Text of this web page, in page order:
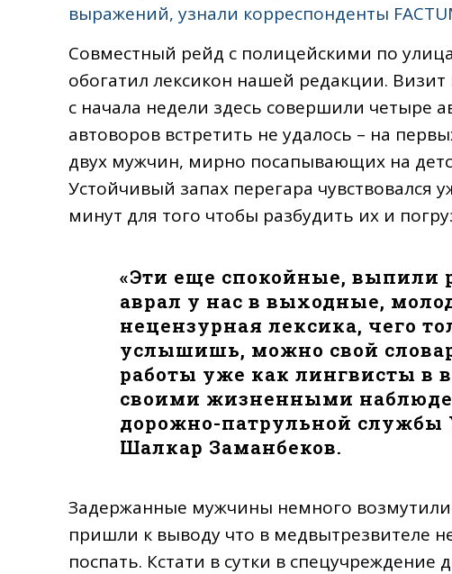
выражений, узнали корреспонденты
Совместный рейд с полицейскими по
обогатил лексикон нашей редакции.
с начала недели здесь совершили четыре
автоворов встретить не удалось – на
двух мужчин, мирно посапывающих на
Устойчивый запах перегара чувствовался
минут для того чтобы разбудить их и
«Эти еще спокойные, выпили
аврал у нас в выходные,
нецензурная лексика, чего
услышишь, можно свой
работы уже как лингвисты в
своими жизненными
дорожно-патрульной службы
Шалкар Заманбеков.
Задержанные мужчины немного
пришли к выводу что в медвытрезвителе
поспать. Кстати в сутки в спецучреждение